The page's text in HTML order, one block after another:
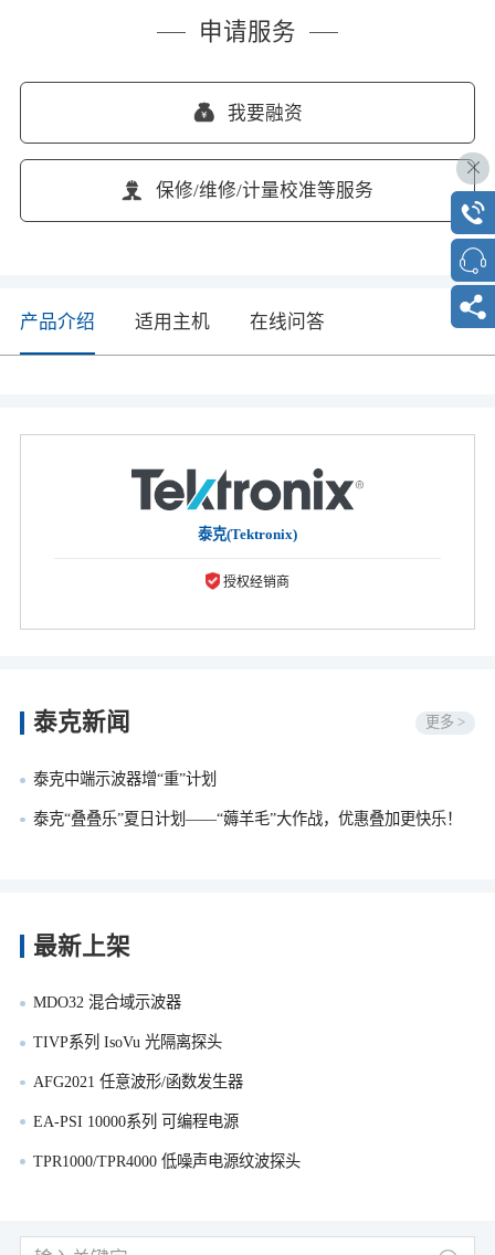
申请服务
我要融资
保修/维修/计量校准等服务
产品介绍 适用主机 在线问答
泰克(Tektronix)
授权经销商
泰克新闻 更多 >
泰克中端示波器增“重”计划
泰克“叠叠乐”夏日计划——“薅羊毛”大作战，优惠叠加更快乐！
最新上架
MDO32 混合域示波器
TIVP系列 IsoVu 光隔离探头
AFG2021 任意波形/函数发生器
EA-PSI 10000系列 可编程电源
TPR1000/TPR4000 低噪声电源纹波探头